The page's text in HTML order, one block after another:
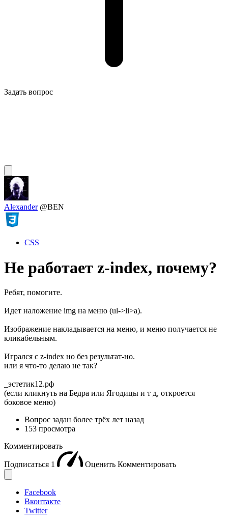
Задать вопрос
Alexander @BEN
CSS
Не работает z-index, почему?
Ребят, помогите.
Идет наложение img на меню (ul->li>a).
Изображение накладывается на меню, и меню получается не
кликабельным.
Игрался с z-index но без результат-но.
или я что-то делаю не так?
_эстетик12.рф
(если кликнуть на Бедра или Ягодицы и т д, откроется
боковое меню)
Вопрос задан более трёх лет назад
153 просмотра
Комментировать
Подписаться 1 Оценить Комментировать
Facebook
Вконтакте
Twitter